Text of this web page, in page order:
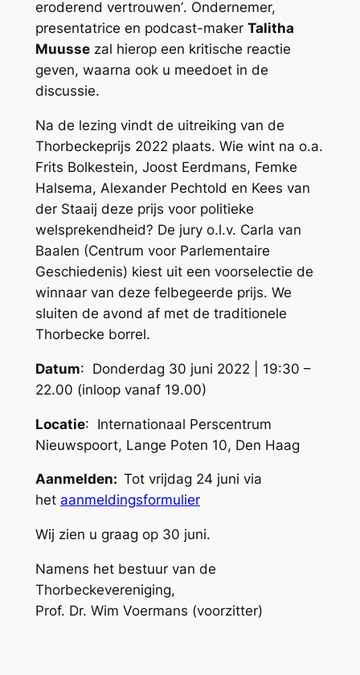
eroderend vertrouwen’. Ondernemer,
presentatrice en podcast-maker Talitha
Muussezal hierop een kritische reactie
geven, waarna ook u meedoet in de
discussie.
Na de lezing vindt de uitreiking van de
Thorbeckeprijs 2022 plaats. Wie wint na o.a.
Frits Bolkestein, Joost Eerdmans, Femke
Halsema, Alexander Pechtold en Kees van
der Staaij deze prijs voor politieke
welsprekendheid? De jury o.l.v. Carla van
Baalen (Centrum voor Parlementaire
Geschiedenis) kiest uit een voorselectie de
winnaar van deze felbegeerde prijs. We
sluiten de avond af met de traditionele
Thorbecke borrel.
Datum: Donderdag 30 juni 2022 | 19:30 –
22.00 (inloop vanaf 19.00)
Locatie: Internationaal Perscentrum
Nieuwspoort, Lange Poten 10, Den Haag
Aanmelden: Tot vrijdag 24 juni via
het aanmeldingsformulier
Wij zien u graag op 30 juni.
Namens het bestuur van de
Thorbeckevereniging,
Prof. Dr. Wim Voermans (voorzitter)